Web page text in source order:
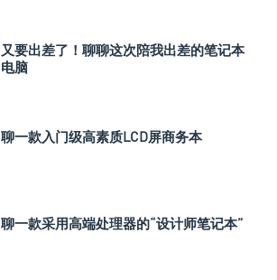
又要出差了！聊聊这次陪我出差的笔记本
电脑
聊一款入门级高素质LCD屏商务本
聊一款采用高端处理器的“设计师笔记本”